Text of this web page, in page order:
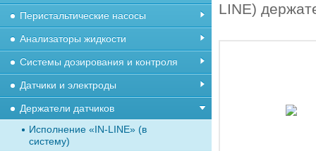
LINE)
Перистальтические насосы
Анализаторы жидкости
Системы дозирования и контроля
Датчики и электроды
Держатели датчиков
Исполнение «IN-LINE» (в
систему)